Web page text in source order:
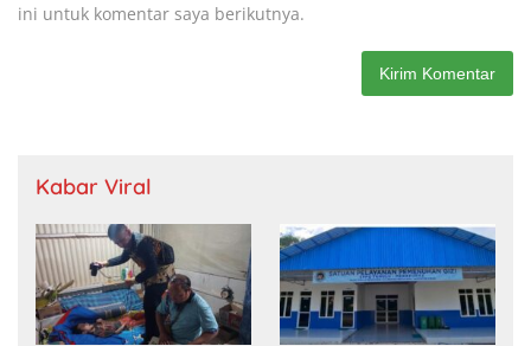
ini untuk komentar saya berikutnya.
Kabar Viral